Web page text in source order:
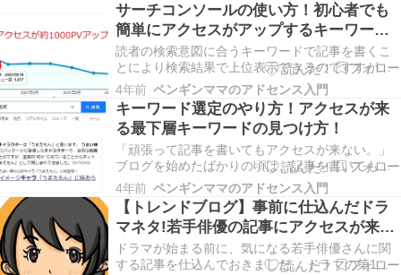
サーチコンソールの使い方！初心者でも
簡単にアクセスがアップするキーワード
の探し方
読者の検索意図に合うキーワードで記事を書くこ
とにより検索結果で上位表示できるのですすが、
ブログ初心者の場合、キーワード選定があまりう
まくできず、上位表示できないことがあります。
サーチコンソールを使って、既に書いた記事のキ
ーワードを読者の検索意図に合わせて修正するだ
けで、検索順位…
4年前 ペンギンママのアドセンス入門
キーワード選定のやり方！アクセスが来
る最下層キーワードの見つけ方！
「頑張って記事を書いてもアクセスが来ない。」
ブログを始めたばかりの頃は、記事を書いてもア
クセスが来ないということが多くありました。 記
事にアクセスが来るようになったのは、キーワー
ド選定で最下層キーワードを見つけ、最下層キー
ワードを狙って記事を書くようになったからで
す。 最下層キ…
4年前 ペンギンママのアドセンス入門
【トレンドブログ】事前に仕込んだドラ
マネタ!若手俳優の記事にアクセスが来
た！
ドラマが始まる前に、気になる若手俳優さんに関
する記事を仕込んでおきました。 ドラマの第1話